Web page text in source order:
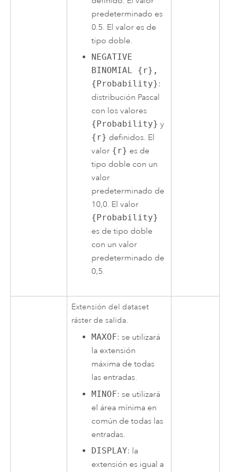
predeterminado es
0.5. El valor es de
tipo doble.
NEGATIVE
BINOMIAL {r},
{Probability}:
distribución Pascal
con los valores
{Probability} y
{r} definidos. El
valor {r} es de
tipo doble con un
valor
predeterminado de
10,0. El valor
{Probability}
es de tipo doble
con un valor
predeterminado de
0,5.
Extensión del dataset
ráster de salida.
MAXOF: se utilizará
la extensión
máxima de todas
las entradas.
MINOF: se utilizará
el área mínima en
común de todas las
entradas.
DISPLAY: la
extensión es igual a